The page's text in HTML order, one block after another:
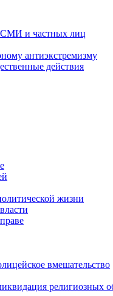
СМИ и частных лиц
антиэкстремизму
действия
жизни
вмешательство
религиозных